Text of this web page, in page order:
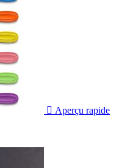
 Aperçu rapide